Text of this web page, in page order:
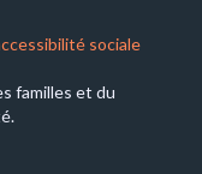
sociale
familles et du